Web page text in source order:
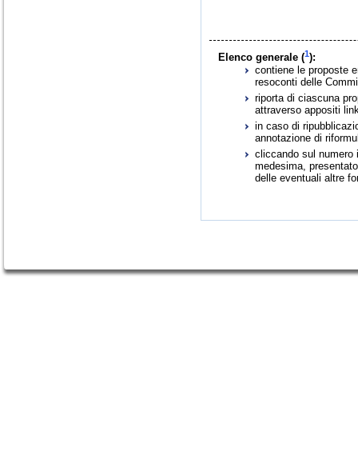
Elenco generale (1):
contiene le proposte
resoconti delle
riporta di ciascuna
attraverso appositi
in caso di
annotazione di
cliccando sul numero
medesima,
delle eventuali altre